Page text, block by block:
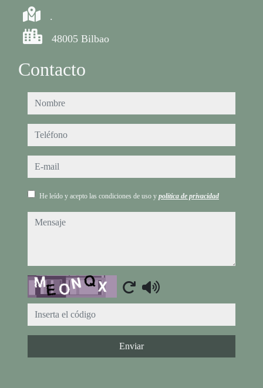
.
48005 Bilbao
Contacto
nombre
teléfono
e-mail
He leído y acepto las condiciones de uso y política de privacidad
mensaje
Captcha
Enviar